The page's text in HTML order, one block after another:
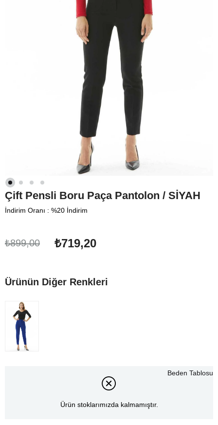
Çift Pensli Boru Paça Pantolon / SİYAH
İndirim Oranı : %20 İndirim
₺899,00 ₺719,20
Ürünün Diğer Renkleri
Ürün stoklarımızda kalmamıştır.
Beden Tablosu